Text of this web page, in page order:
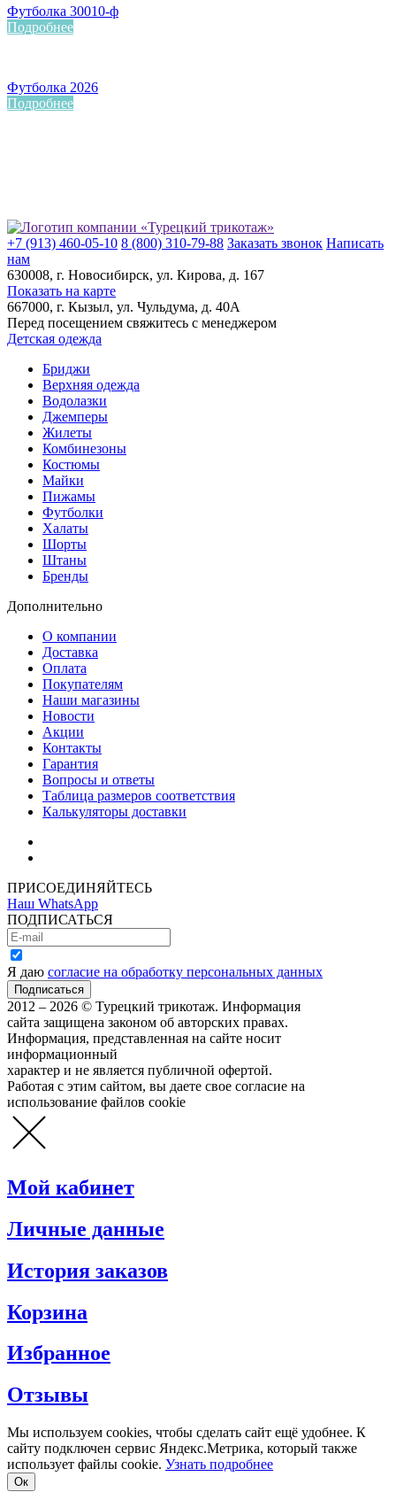
Футболка 30010-ф
Подробнее
Футболка 2026
Подробнее
+7 (913) 460-05-10 8 (800) 310-79-88 Заказать звонок Написать
нам
630008, г. Новосибирск, ул. Кирова, д. 167
Показать на карте
667000, г. Кызыл, ул. Чульдума, д. 40А
Перед посещением свяжитесь с менеджером
Детская одежда
Бриджи
Верхняя одежда
Водолазки
Джемперы
Жилеты
Комбинезоны
Костюмы
Майки
Пижамы
Футболки
Халаты
Шорты
Штаны
Бренды
Дополнительно
О компании
Доставка
Оплата
Покупателям
Наши магазины
Новости
Акции
Контакты
Гарантия
Вопросы и ответы
Таблица размеров соответствия
Калькуляторы доставки
ПРИСОЕДИНЯЙТЕСЬ
Наш WhatsApp
ПОДПИСАТЬСЯ
Я даю согласие на обработку персональных данных
2012 – 2026 © Турецкий трикотаж. Информация
сайта защищена законом об авторских правах.
Информация, представленная на сайте носит
информационный
характер и не является публичной офертой.
Работая с этим сайтом, вы даете свое согласие на
использование файлов cookie
Мой кабинет
Личные данные
История заказов
Корзина
Избранное
Отзывы
Мы используем cookies, чтобы сделать сайт ещё удобнее. К
сайту подключен сервис Яндекс.Метрика, который также
использует файлы cookie. Узнать подробнее
Oк